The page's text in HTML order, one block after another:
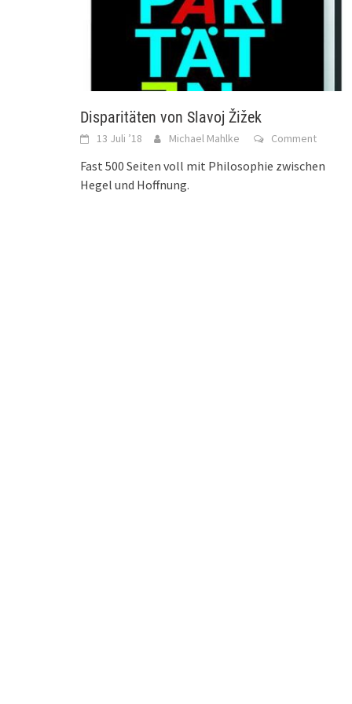
Disparitäten von Slavoj Žižek
13 Juli ’18 Michael Mahlke Comment
Fast 500 Seiten voll mit Philosophie zwischen
Hegel und Hoffnung.